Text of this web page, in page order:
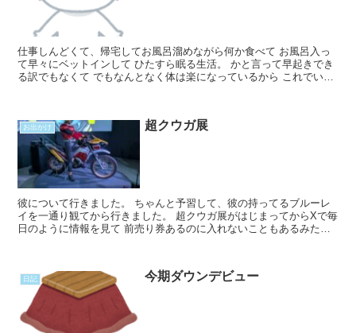
仕事しんどくて、帰宅してお風呂溜めながら何か食べて お風呂入っ
て早々にベットインして ひたすら眠る生活。 かと言って早起きでき
る訳でもなくて でもなんとなく体は楽になっているから これでいい
お出かけ 超クウガ展
彼について行きました。 ちゃんと予習して、彼の持ってるブルーレ
イを一通り観てから行きました。 超クウガ展がはじまってからXで毎
日のように情報を見て 前売り券あるのに入れないこともあるみたい
日記 今期ダウンデビュー